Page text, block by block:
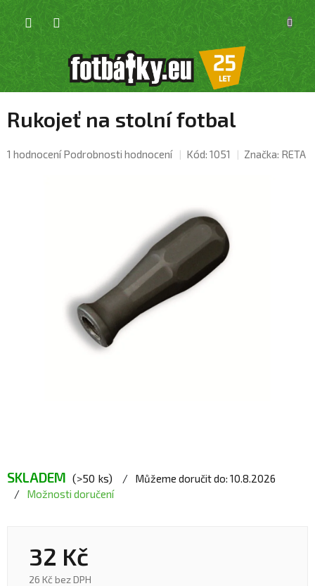
Přejít
obsah
KOŠÍK
Rukojeť na stolní fotbal
Průměrné
1 hodnocení Podrobnosti hodnocení Kód: 1051 Značka: RETA
SKLADEM (>50 ks) Můžeme doručit do: 10.8.2026
Možnosti doručení
32 Kč
26 Kč bez DPH